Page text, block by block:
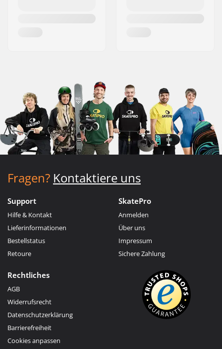
Fragen? Kontaktiere uns
Support
Hilfe & Kontakt
Lieferinformationen
Bestellstatus
Retoure
SkatePro
Anmelden
Über uns
Impressum
Sichere Zahlung
Rechtliches
AGB
Widerrufsrecht
Datenschutzerklärung
Barrierefreiheit
Cookies anpassen